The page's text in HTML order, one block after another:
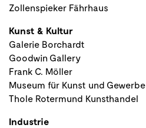
Zollenspieker Fährhaus
Kunst & Kultur
Galerie Borchardt
Goodwin Gallery
Frank C. Möller
Museum für Kunst und Gewerbe
Thole Rotermund Kunsthandel
Industrie